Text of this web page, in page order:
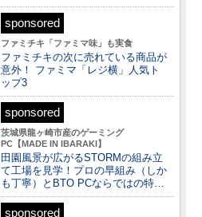
sponsored
ファミチキ「ファミマ味」も実食
ファミチキの次に売れている商品が
意外！ ファミマ「レジ横」人気ト
ップ3
sponsored
茨城県龍ヶ崎市産のゲーミング
PC【MADE IN IBARAKI】
田園風景が広がるSTORMの組み立
て工場を見学！プロの早組み（しか
も丁寧）とBTO PCならではの特…
sponsored